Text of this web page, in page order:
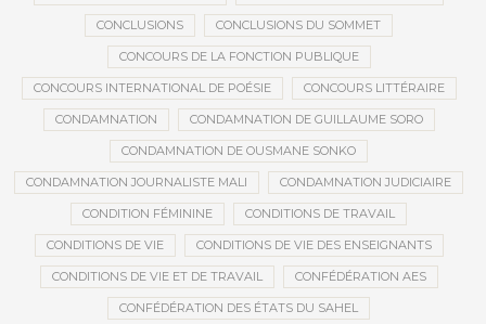
CONCLUSIONS CONCLUSIONS DU SOMMET
CONCOURS DE LA FONCTION PUBLIQUE
CONCOURS INTERNATIONAL DE POÉSIE CONCOURS LITTÉRAIRE
CONDAMNATION CONDAMNATION DE GUILLAUME SORO
CONDAMNATION DE OUSMANE SONKO
CONDAMNATION JOURNALISTE MALI CONDAMNATION JUDICIAIRE
CONDITION FÉMININE CONDITIONS DE TRAVAIL
CONDITIONS DE VIE CONDITIONS DE VIE DES ENSEIGNANTS
CONDITIONS DE VIE ET DE TRAVAIL CONFÉDÉRATION AES
CONFÉDÉRATION DES ÉTATS DU SAHEL